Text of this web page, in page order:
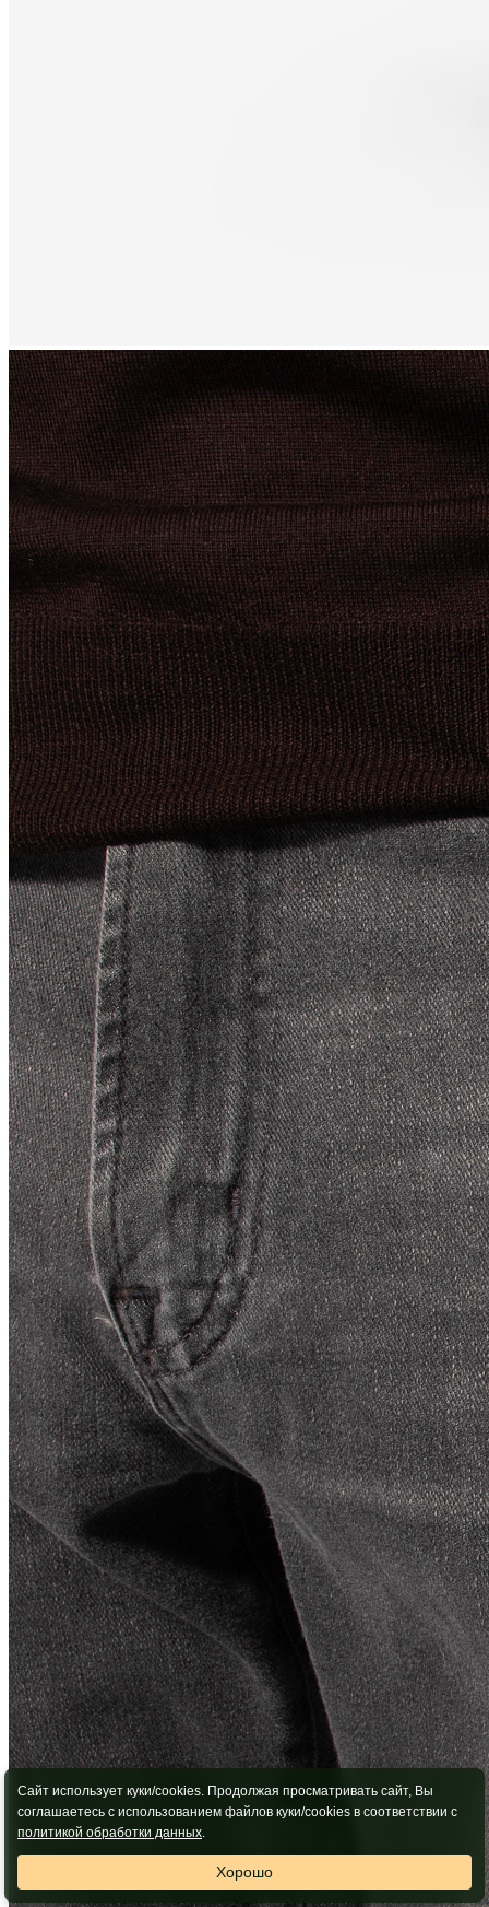
Сайт использует куки/cookies. Продолжая просматривать сайт, Вы
соглашаетесь с использованием файлов куки/cookies в соответствии с
политикой обработки данных.
Хорошо